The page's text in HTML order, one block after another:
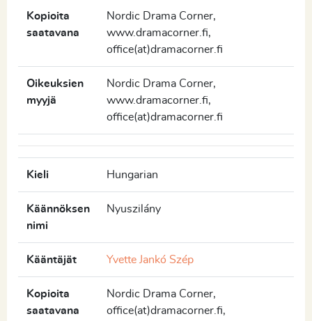
Kopioita
saatavana
Nordic Drama Corner,
www.dramacorner.fi,
office(at)dramacorner.fi
Oikeuksien
myyjä
Nordic Drama Corner,
www.dramacorner.fi,
office(at)dramacorner.fi
Kieli Hungarian
Käännöksen
nimi
Nyuszilány
Kääntäjät Yvette Jankó Szép
Kopioita
saatavana
Nordic Drama Corner,
office(at)dramacorner.fi,